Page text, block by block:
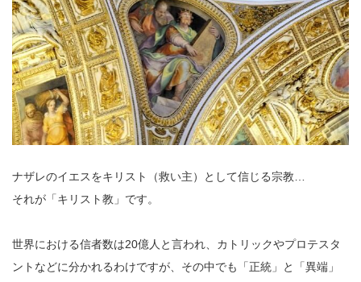
ナザレのイエスをキリスト（救い主）として信じる宗教…
それが「キリスト教」です。
世界における信者数は20億人と言われ、カトリックやプロテスタ
ントなどに分かれるわけですが、その中でも「正統」と「異端」